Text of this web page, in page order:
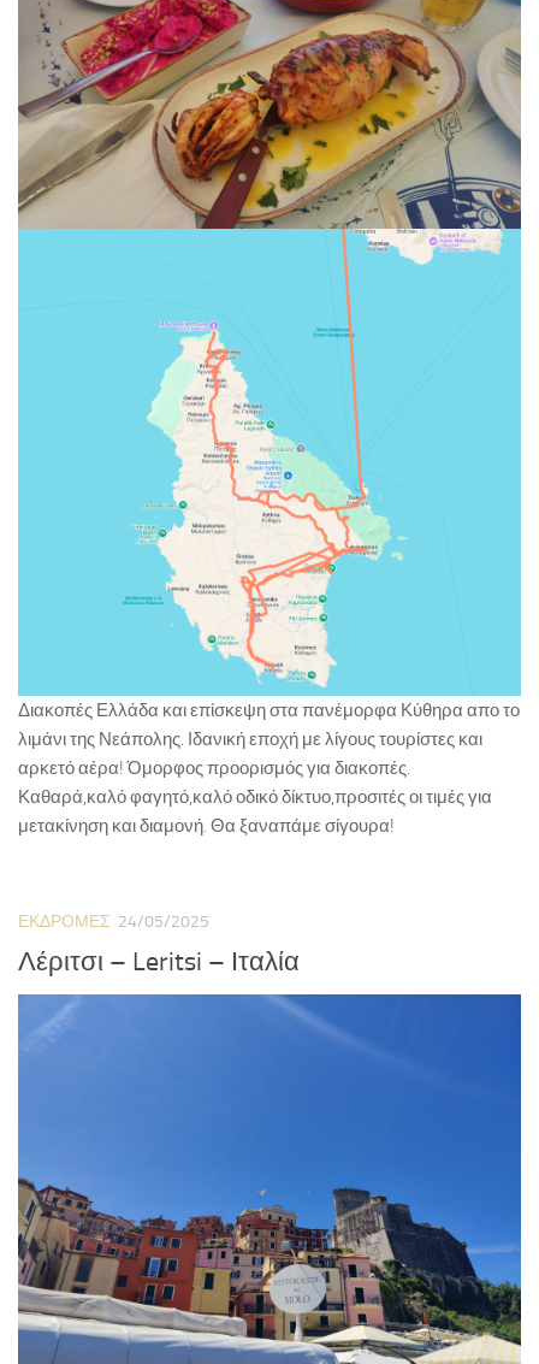
Διακοπές Ελλάδα και επίσκεψη στα πανέμορφα Κύθηρα απο το
λιμάνι της Νεάπολης. Ιδανική εποχή με λίγους τουρίστες και
αρκετό αέρα! Όμορφος προορισμός για διακοπές.
Καθαρά,καλό φαγητό,καλό οδικό δίκτυο,προσιτές οι τιμές για
μετακίνηση και διαμονή. Θα ξαναπάμε σίγουρα!
ΕΚΔΡΟΜΈΣ 24/05/2025
Λέριτσι – Leritsi – Ιταλία